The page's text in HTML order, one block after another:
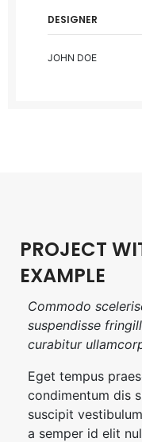
DESIGNER
JOHN DOE
PROJECT
EXAMPLE
Commodo
suspendisse
curabitur
Eget tempus
condimentum dis
suscipit
a semper id elit